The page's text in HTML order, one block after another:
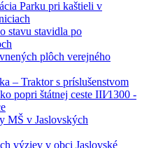
Parku pri kaštieli v
stavu stavidla po
plôch verejného
– Traktor s príslušenstvom
popri štátnej ceste III⁄1300 -
MŠ v Jaslovských
výziev v obci Jaslovské